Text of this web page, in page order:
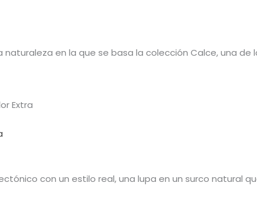
en la que se basa la colección Calce, una de
con un estilo real, una lupa en un surco natural